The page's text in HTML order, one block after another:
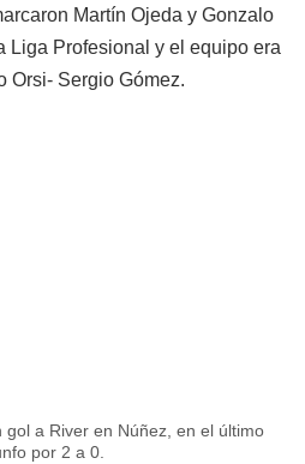
Martín Ojeda y Gonzalo
Liga Profesional y el equipo era
Orsi- Sergio Gómez.
a River en Núñez, en el último
por 2 a 0.